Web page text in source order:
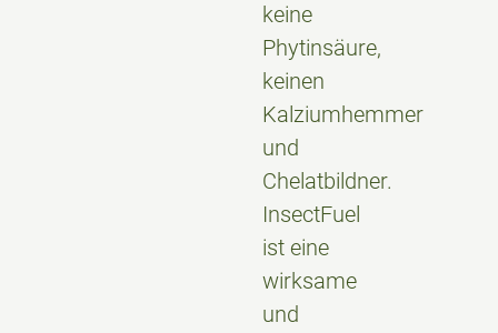
keine
Phytinsäure,
keinen
Kalziumhemmer
und
Chelatbildner.
InsectFuel
ist eine
wirksame
und